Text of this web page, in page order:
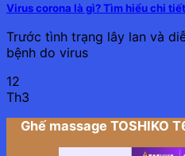
Virus corona là gì? Tìm hiểu chi
Trước tình trạng lây lan và
bệnh do virus
12
Th3
Ghế massage TOSHIKO